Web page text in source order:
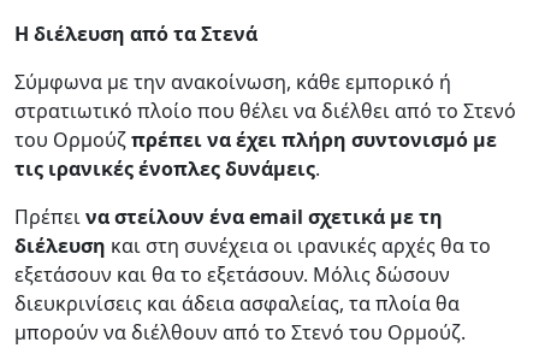
Η διέλευση από τα Στενά
Σύμφωνα με την ανακοίνωση, κάθε εμπορικό ή
στρατιωτικό πλοίο που θέλει να διέλθει από το Στενό
του Ορμούζπρέπει να έχει πλήρη συντονισμό με
τις ιρανικές ένοπλες δυνάμεις.
Πρέπεινα στείλουν ένα email σχετικά με τη
διέλευση και στη συνέχεια οι ιρανικές αρχές θα το
εξετάσουν και θα το εξετάσουν. Μόλις δώσουν
διευκρινίσεις και άδεια ασφαλείας, τα πλοία θα
μπορούν να διέλθουν από το Στενό του Ορμούζ.